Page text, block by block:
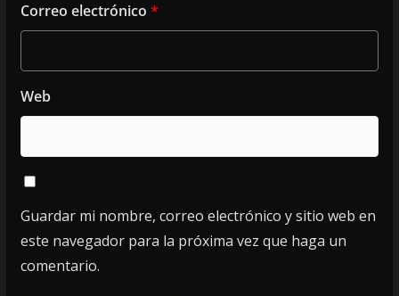
Correo electrónico *
Web
Guardar mi nombre, correo electrónico y sitio web en
este navegador para la próxima vez que haga un
comentario.